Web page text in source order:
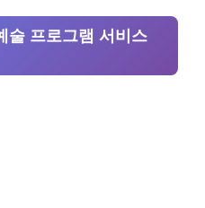
술 프로그램 서비스